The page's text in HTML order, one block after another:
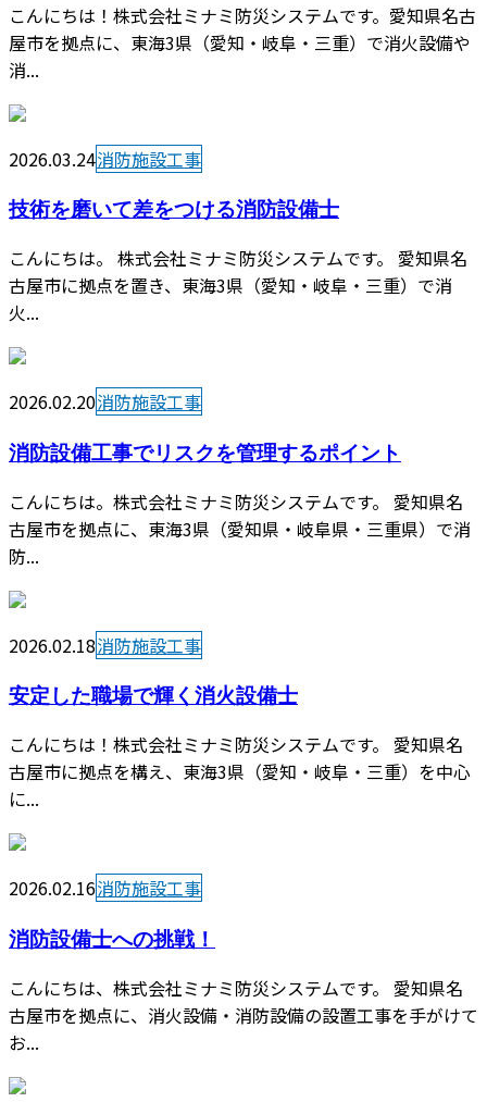
こんにちは！株式会社ミナミ防災システムです。愛知県名古
屋市を拠点に、東海3県（愛知・岐阜・三重）で消火設備や
消...
2026.03.24消防施設工事
技術を磨いて差をつける消防設備士
こんにちは。 株式会社ミナミ防災システムです。 愛知県名
古屋市に拠点を置き、東海3県（愛知・岐阜・三重）で消
火...
2026.02.20消防施設工事
消防設備工事でリスクを管理するポイント
こんにちは。株式会社ミナミ防災システムです。 愛知県名
古屋市を拠点に、東海3県（愛知県・岐阜県・三重県）で消
防...
2026.02.18消防施設工事
安定した職場で輝く消火設備士
こんにちは！株式会社ミナミ防災システムです。 愛知県名
古屋市に拠点を構え、東海3県（愛知・岐阜・三重）を中心
に...
2026.02.16消防施設工事
消防設備士への挑戦！
こんにちは、株式会社ミナミ防災システムです。 愛知県名
古屋市を拠点に、消火設備・消防設備の設置工事を手がけて
お...